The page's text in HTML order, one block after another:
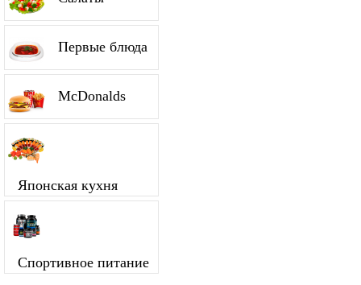
Первые блюда
McDonalds
Японская кухня
Спортивное питание